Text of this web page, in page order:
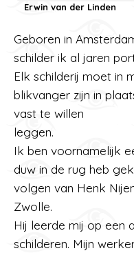
Erwin van der Linden
Geboren in
schilder ik al jaren
Elk schilderij moet in
blikvanger zijn in
vast te willen
leggen.
Ik ben voornamelijk
duw in de rug heb
volgen van Henk
Zwolle.
Hij leerde mij op een
schilderen. Mijn